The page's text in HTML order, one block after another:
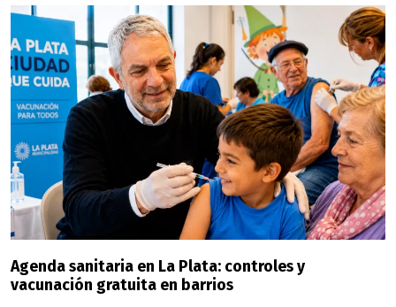
Agenda sanitaria en La Plata: controles y
vacunación gratuita en barrios